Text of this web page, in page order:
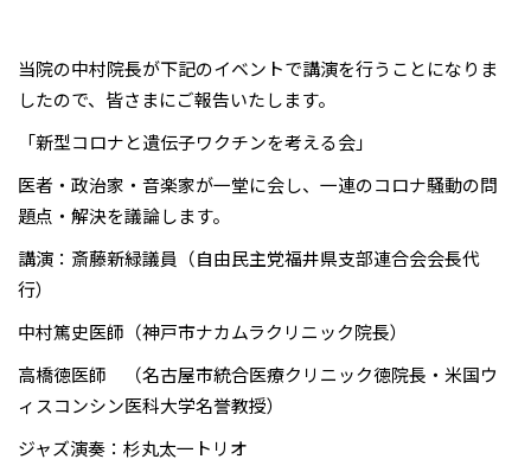
当院の中村院長が下記のイベントで講演を行うことになりま
したので、皆さまにご報告いたします。
「新型コロナと遺伝子ワクチンを考える会」
医者・政治家・音楽家が一堂に会し、一連のコロナ騒動の問
題点・解決を議論します。
講演：斎藤新緑議員（自由民主党福井県支部連合会会長代
行）
中村篤史医師（神戸市ナカムラクリニック院長）
高橋徳医師 （名古屋市統合医療クリニック徳院長・米国ウ
ィスコンシン医科大学名誉教授）
ジャズ演奏：杉丸太一トリオ